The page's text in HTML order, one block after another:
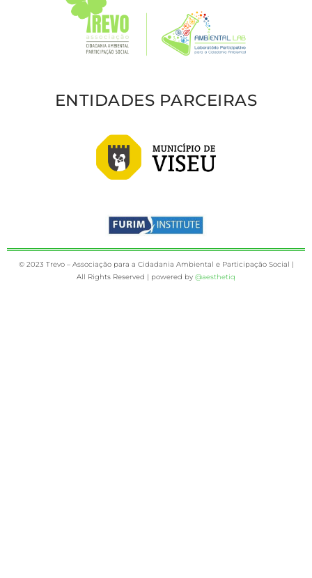
ENTIDADES PARCEIRAS
© 2023 Trevo – Associação para a Cidadania Ambiental e Participação Social |
All Rights Reserved | powered by @aesthetiq